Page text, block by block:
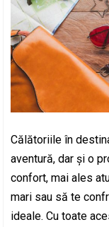
Călătoriile în
aventură, dar și o
confort, mai ales
mari sau să te
ideale. Cu toate